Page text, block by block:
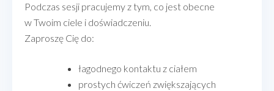
Podczas sesji pracujemy z tym, co jest obecne
w Twoim ciele i doświadczeniu.
Zaproszę Cię do:
łagodnego kontaktu z ciałem
prostych ćwiczeń zwiększających